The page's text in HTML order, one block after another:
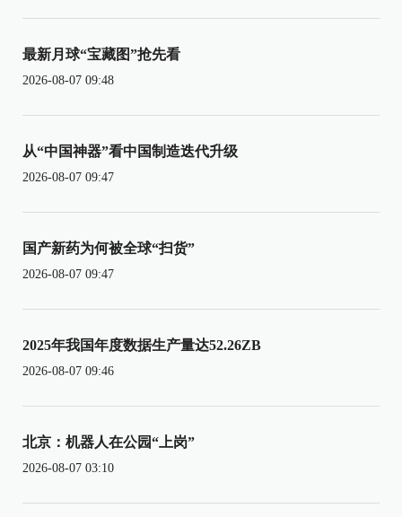
最新月球“宝藏图”抢先看
2026-08-07 09:48
从“中国神器”看中国制造迭代升级
2026-08-07 09:47
国产新药为何被全球“扫货”
2026-08-07 09:47
2025年我国年度数据生产量达52.26ZB
2026-08-07 09:46
北京：机器人在公园“上岗”
2026-08-07 03:10